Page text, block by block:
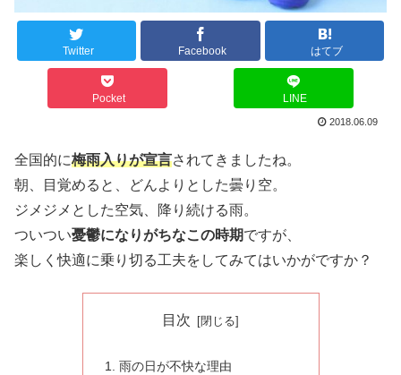
Twitter Facebook はてブ
Pocket LINE
2018.06.09
全国的に梅雨入りが宣言されてきましたね。
朝、目覚めると、どんよりとした曇り空。
ジメジメとした空気、降り続ける雨。
ついつい憂鬱になりがちなこの時期ですが、
楽しく快適に乗り切る工夫をしてみてはいかがですか？
目次
雨の日が不快な理由